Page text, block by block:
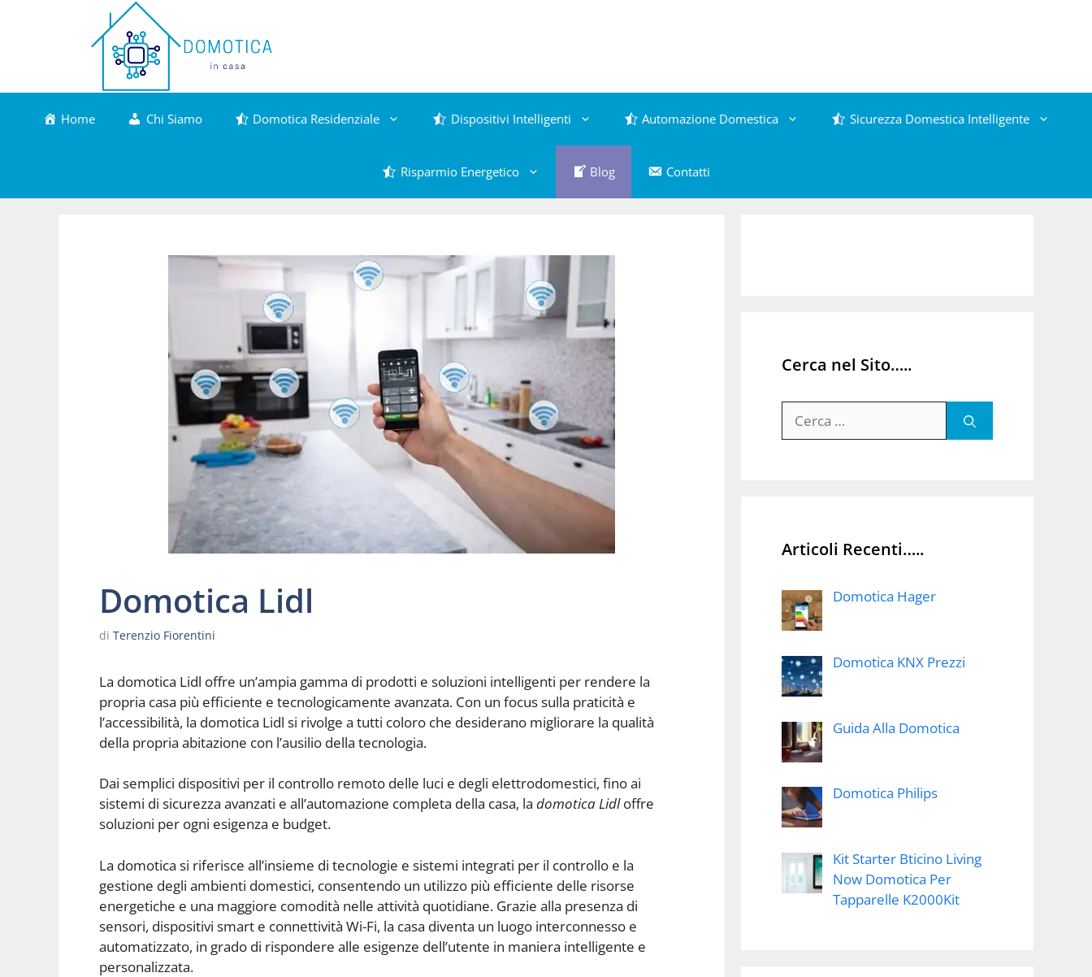
Home Chi Siamo Domotica Residenziale Dispositivi Intelligenti Automazione Domestica Sicurezza Domestica Intelligente
Risparmio Energetico Blog Contatti
Domotica Lidl
di Terenzio Fiorentini
La domotica Lidl offre un’ampia gamma di prodotti e soluzioni intelligenti per rendere la
propria casa più efficiente e tecnologicamente avanzata. Con un focus sulla praticità e
l’accessibilità, la domotica Lidl si rivolge a tutti coloro che desiderano migliorare la qualità
della propria abitazione con l’ausilio della tecnologia.
Dai semplici dispositivi per il controllo remoto delle luci e degli elettrodomestici, fino ai
sistemi di sicurezza avanzati e all’automazione completa della casa, la domotica Lidloffre
soluzioni per ogni esigenza e budget.
La domotica si riferisce all’insieme di tecnologie e sistemi integrati per il controllo e la
gestione degli ambienti domestici, consentendo un utilizzo più efficiente delle risorse
energetiche e una maggiore comodità nelle attività quotidiane. Grazie alla presenza di
sensori, dispositivi smart e connettività Wi-Fi, la casa diventa un luogo interconnesso e
automatizzato, in grado di rispondere alle esigenze dell’utente in maniera intelligente e
personalizzata.
Cerca nel Sito…..
per:
Articoli Recenti…..
Domotica Hager
Domotica KNX Prezzi
Guida Alla Domotica
Domotica Philips
Kit Starter Bticino Living
Now Domotica Per
Tapparelle K2000Kit